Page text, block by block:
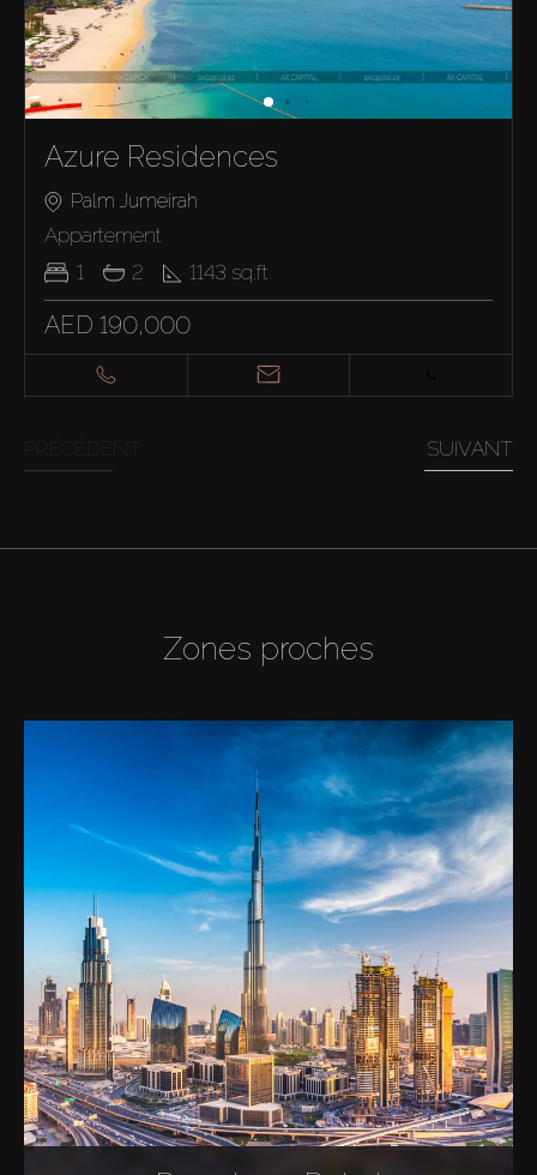
Azure Residences
Palm Jumeirah
Appartement
1
2 1143 sq.ft
AED 190,000
SUIVANT
Zones proches